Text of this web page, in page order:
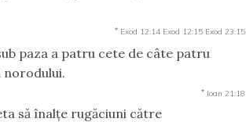
* Exod 12:14 Exod 12:15 Exod 23:15
paza a patru cete de câte patru
norodului.
* Ioan 21:18
să înalţe rugăciuni către